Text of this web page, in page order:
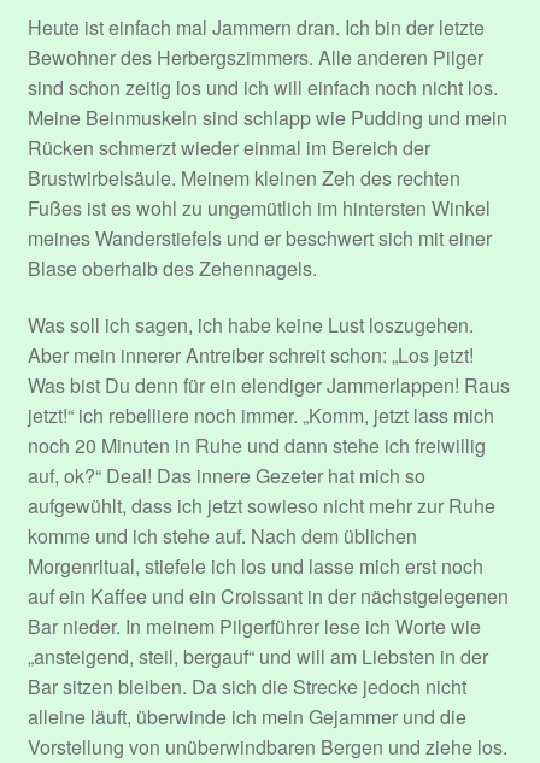
Datenschutzerklärung
Event Organizers
Event Types
Events
Impressum
Konto
Login
Mitglieder
Passwort zurücksetzen
Performers
Register
Registrieren
Heute ist einfach mal Jammern dran. Ich bin der letzte
Bewohner des Herbergszimmers. Alle anderen Pilger
sind schon zeitig los und ich will einfach noch nicht los.
Meine Beinmuskeln sind schlapp wie Pudding und mein
Rücken schmerzt wieder einmal im Bereich der
Brustwirbelsäule. Meinem kleinen Zeh des rechten
Fußes ist es wohl zu ungemütlich im hintersten Winkel
meines Wanderstiefels und er beschwert sich mit einer
Blase oberhalb des Zehennagels.
Was soll ich sagen, ich habe keine Lust loszugehen.
Aber mein innerer Antreiber schreit schon: „Los jetzt!
Was bist Du denn für ein elendiger Jammerlappen! Raus
jetzt!“ ich rebelliere noch immer. „Komm, jetzt lass mich
noch 20 Minuten in Ruhe und dann stehe ich freiwillig
auf, ok?“ Deal! Das innere Gezeter hat mich so
aufgewühlt, dass ich jetzt sowieso nicht mehr zur Ruhe
komme und ich stehe auf. Nach dem üblichen
Morgenritual, stiefele ich los und lasse mich erst noch
auf ein Kaffee und ein Croissant in der nächstgelegenen
Bar nieder. In meinem Pilgerführer lese ich Worte wie
„ansteigend, steil, bergauf“ und will am Liebsten in der
Bar sitzen bleiben. Da sich die Strecke jedoch nicht
alleine läuft, überwinde ich mein Gejammer und die
Vorstellung von unüberwindbaren Bergen und ziehe los.